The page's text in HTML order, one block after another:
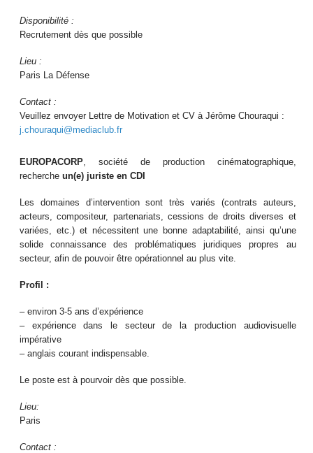
Disponibilité :
Recrutement dès que possible
Lieu :
Paris La Défense
Contact :
Veuillez envoyer Lettre de Motivation et CV à Jérôme Chouraqui :
j.chouraqui@mediaclub.fr
EUROPACORP , société de production cinématographique,
rechercheun(e) juriste en CDI
Les domaines d’intervention sont très variés (contrats auteurs,
acteurs, compositeur, partenariats, cessions de droits diverses et
variées, etc.) et nécessitent une bonne adaptabilité, ainsi qu’une
solide connaissance des problématiques juridiques propres au
secteur, afin de pouvoir être opérationnel au plus vite.
Profil :
– environ 3-5 ans d’expérience
– expérience dans le secteur de la production audiovisuelle
impérative
– anglais courant indispensable.
Le poste est à pourvoir dès que possible.
Lieu:
Paris
Contact :